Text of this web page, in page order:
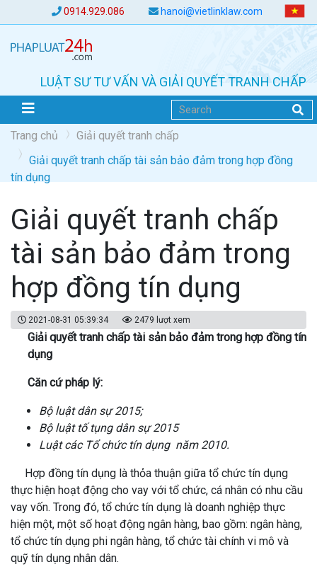
0914.929.086 hanoi@vietlinklaw.com
LUẬT SƯ TƯ VẤN VÀ GIẢI QUYẾT TRANH CHẤP
Trang chủ
Giải quyết tranh chấp
Giải quyết tranh chấp tài sản bảo đảm trong hợp đồng
tín dụng
Giải quyết tranh chấp
tài sản bảo đảm trong
hợp đồng tín dụng
2021-08-31 05:39:34 2479 lượt xem
Giải quyết tranh chấp tài sản bảo đảm trong hợp đồng tín
dụng
Căn cứ pháp lý:
Bộ luật dân sự 2015;
Bộ luật tố tụng dân sự 2015
Luật các Tổ chức tín dụng năm 2010.
Hợp đồng tín dụng là thỏa thuận giữa tổ chức tín dụng
thực hiện hoạt động cho vay với tổ chức, cá nhân có nhu cầu
vay vốn. Trong đó, tổ chức tín dụng là doanh nghiệp thực
hiện một, một số hoạt động ngân hàng, bao gồm: ngân hàng,
tổ chức tín dụng phi ngân hàng, tổ chức tài chính vi mô và
quỹ tín dụng nhân dân.